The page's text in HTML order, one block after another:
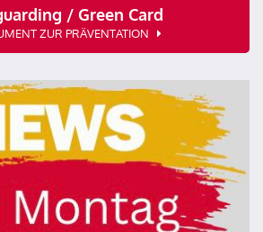
/ Green Card
ZUR PRÄVENTATION